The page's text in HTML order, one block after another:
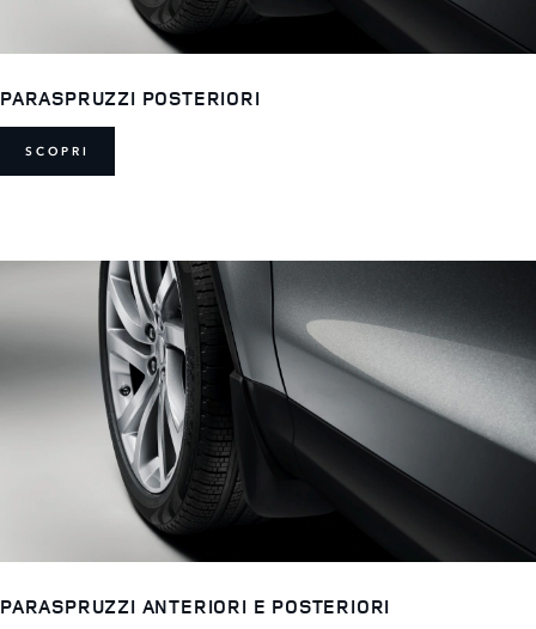
PARASPRUZZI POSTERIORI
SCOPRI
PARASPRUZZI ANTERIORI E POSTERIORI